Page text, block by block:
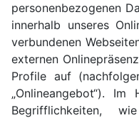
personenbezogenen
innerhalb unseres
verbundenen
externen
Profile auf
„Onlineangebot“).
Begrifflichkeiten,